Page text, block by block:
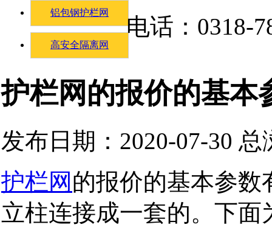
铝包钢护栏网
高安全隔离网
护栏网的报价的基本
发布日期：2020-07-30 总
护栏网 的报价的基本参数
立柱连接成一套的。下面
电话：0318-